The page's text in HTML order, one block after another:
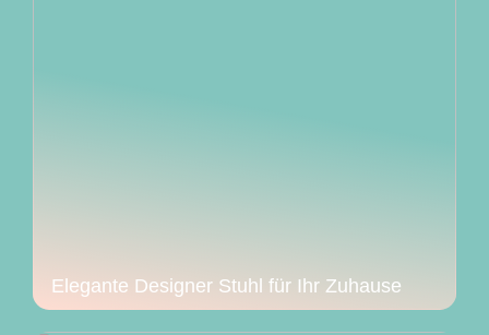
Elegante Designer Stuhl für Ihr Zuhause